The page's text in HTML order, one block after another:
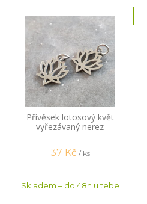
Přívěsek lotosový květ
vyřezávaný nerez
37 Kč / ks
Skladem – do 48h u tebe